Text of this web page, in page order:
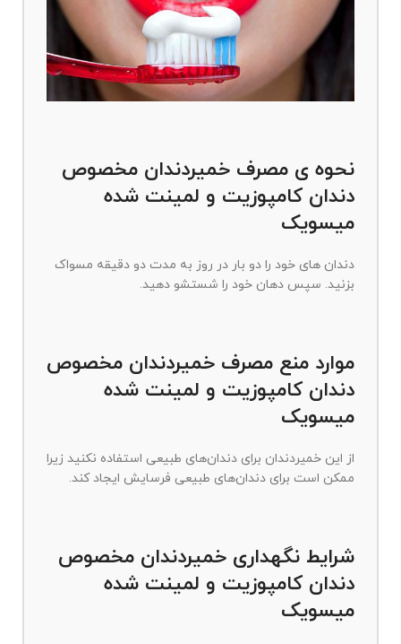
نحوه ی مصرف خمیردندان مخصوص
دندان کامپوزیت و لمینت شده
میسویک
دندان های خود را دو بار در روز به مدت دو دقیقه مسواک
بزنید. سپس دهان خود را شستشو دهید.
موارد منع مصرف خمیردندان مخصوص
دندان کامپوزیت و لمینت شده
میسویک
از این خمیردندان برای دندان‌های طبیعی استفاده نکنید زیرا
ممکن است برای دندان‌های طبیعی فرسایش ایجاد کند.
شرایط نگهداری خمیردندان مخصوص
دندان کامپوزیت و لمینت شده
میسویک